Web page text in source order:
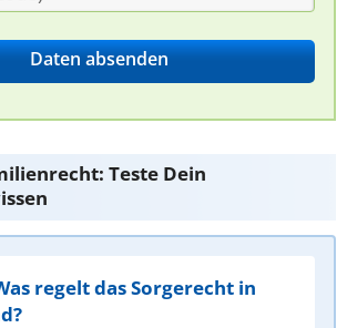
Teste Dein
regelt das Sorgerecht in